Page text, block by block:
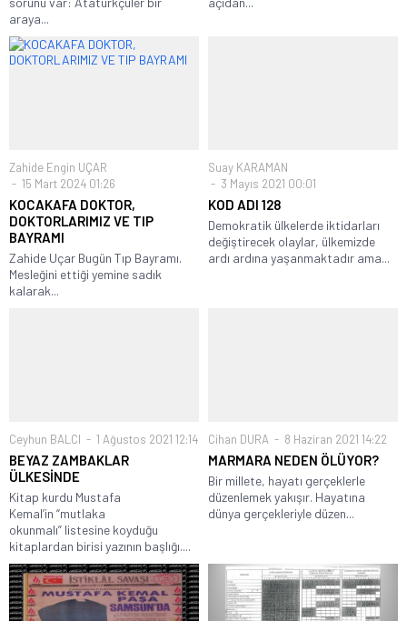
araya...
Zahide Engin UÇAR
15 Mart 2024 01:26
KOCAKAFA DOKTOR,
DOKTORLARIMIZ VE TIP
BAYRAMI
Zahide Uçar Bugün Tıp Bayramı.
Mesleğini ettiği yemine sadık
kalarak...
Suay KARAMAN
3 Mayıs 2021 00:01
KOD ADI 128
Demokratik ülkelerde iktidarları
değiştirecek olaylar, ülkemizde
ardı ardına yaşanmaktadır ama...
Ceyhun BALCI 1 Ağustos 2021 12:14
BEYAZ ZAMBAKLAR
ÜLKESİNDE
Kitap kurdu Mustafa
Kemal’in “mutlaka
okunmalı” listesine koyduğu
kitaplardan birisi yazının başlığı....
Cihan DURA 8 Haziran 2021 14:22
MARMARA NEDEN ÖLÜYOR?
Bir millete, hayatı gerçeklerle
düzenlemek yakışır. Hayatına
dünya gerçekleriyle düzen...